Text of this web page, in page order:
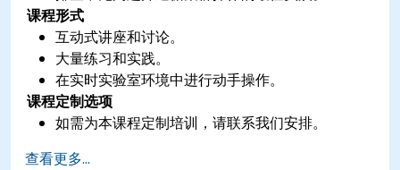
课程形式
互动式讲座和讨论。
大量练习和实践。
在实时实验室环境中进行动手操作。
课程定制选项
如需为本课程定制培训，请联系我们安排。
查看更多...